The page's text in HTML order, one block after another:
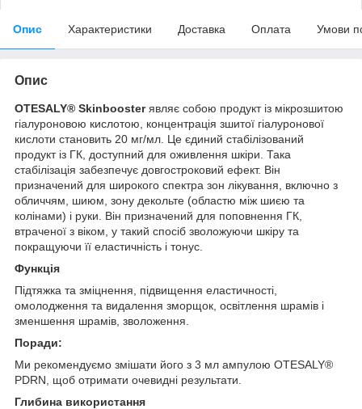
Опис Характеристики Доставка Оплата Умови
Опис
OTESALY® Skinboosterявляє собою продукт із мікрозшитою
гіалуроновою кислотою, концентрація зшитої гіалуронової
кислоти становить 20 мг/мл. Це єдиний стабілізований
продукт із ГК, доступний для оживлення шкіри. Така
стабілізація забезпечує довгостроковий ефект. Він
призначений для широкого спектра зон лікування, включно з
обличчям, шиюм, зону декольте (областю між шиєю та
колінами) і руки. Він призначений для поповнення ГК,
втраченої з віком, у такий спосіб зволожуючи шкіру та
покращуючи її еластичність і тонус.
Функція
Підтяжка та зміцнення, підвищення еластичності,
омолодження та видалення зморщок, освітлення шрамів і
зменшення шрамів, зволоження.
Поради:
Ми рекомендуємо змішати його з 3 мл ампулою OTESALY®
PDRN, щоб отримати очевидні результати.
Глибина використання